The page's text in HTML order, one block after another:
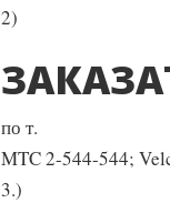
2)
по т.
MTC 2-544-544;
3.)